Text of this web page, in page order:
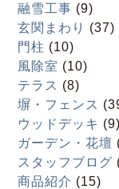
融雪工事 (9)
玄関まわり
(37)
門柱 (10)
風除室 (10)
テラス (8)
塀・フェンス
ウッドデッキ (9)
ガーデン・花壇
スタッフブログ
商品紹介 (15)